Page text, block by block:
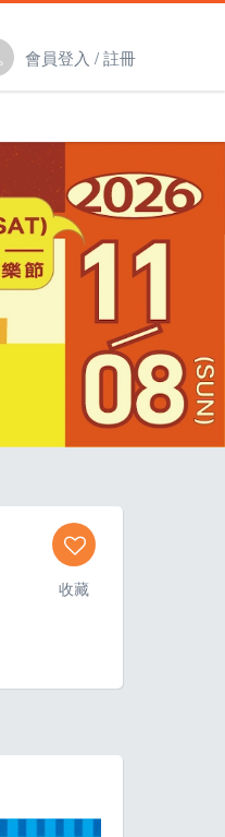
會員登入 / 註冊
收藏